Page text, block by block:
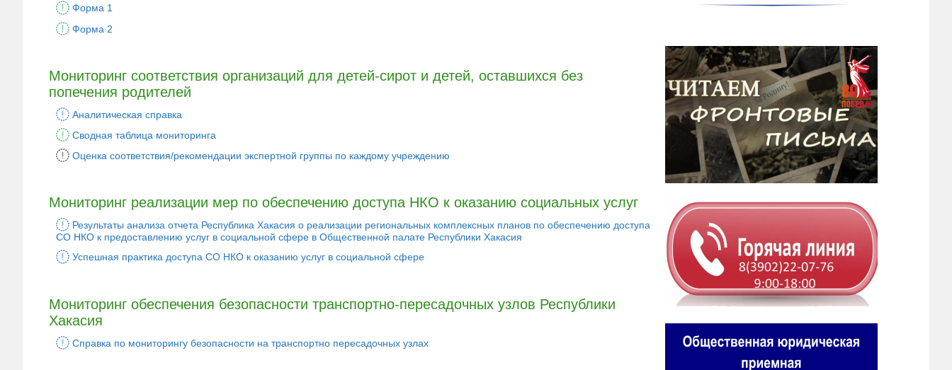
Форма 1
Форма 2
Мониторинг соответствия организаций для детей-сирот и детей, оставшихся без
попечения родителей
Аналитическая справка
Сводная таблица мониторинга
Оценка соответствия/рекомендации экспертной группы по каждому учреждению
Мониторинг реализации мер по обеспечению доступа НКО к оказанию социальных услуг
Результаты анализа отчета Республика Хакасия о реализации региональных комплексных планов по обеспечению доступа
СО НКО к предоставлению услуг в социальной сфере в Общественной палате Республики Хакасия
Успешная практика доступа СО НКО к оказанию услуг в социальной сфере
Мониторинг обеспечения безопасности транспортно-пересадочных узлов Республики
Хакасия
Справка по мониторингу безопасности на транспортно пересадочных узлах